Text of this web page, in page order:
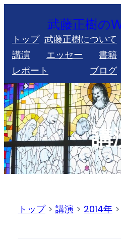
を
ス
キ
ッ
プ
武藤正樹の
トップ 武藤正樹について
講演
エッセー
書籍
レポート
ブログ
講
トップ> 講演 > 2014年 >